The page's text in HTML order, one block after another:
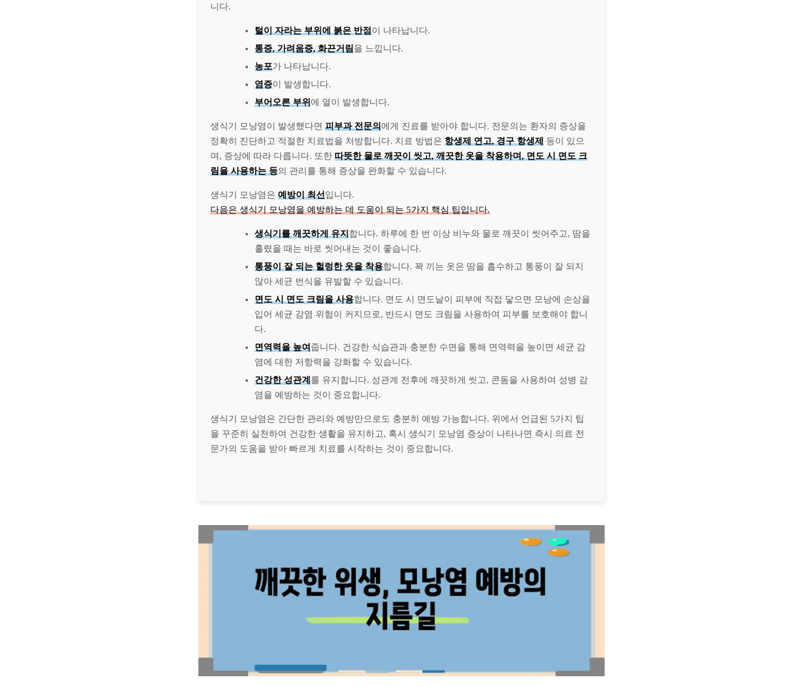
니다.
털이 자라는 부위에 붉은 반점이 나타납니다.
통증, 가려움증, 화끈거림을 느낍니다.
농포가 나타납니다.
염증이 발생합니다.
부어오른 부위에 열이 발생합니다.
생식기 모낭염이 발생했다면 피부과 전문의에게 진료를 받아야 합니다. 전문의는 환자의 증상을
정확히 진단하고 적절한 치료법을 처방합니다. 치료 방법은 항생제 연고, 경구 항생제 등이 있으
며, 증상에 따라 다릅니다. 또한 따뜻한 물로 깨끗이 씻고, 깨끗한 옷을 착용하며, 면도 시 면도 크
림을 사용하는 등의 관리를 통해 증상을 완화할 수 있습니다.
생식기 모낭염은 예방이 최선입니다.
다음은 생식기 모낭염을 예방하는 데 도움이 되는 5가지 핵심 팁입니다.
생식기를 깨끗하게 유지합니다. 하루에 한 번 이상 비누와 물로 깨끗이 씻어주고, 땀을
흘렸을 때는 바로 씻어내는 것이 좋습니다.
통풍이 잘 되는 헐렁한 옷을 착용합니다. 꽉 끼는 옷은 땀을 흡수하고 통풍이 잘 되지
않아 세균 번식을 유발할 수 있습니다.
면도 시 면도 크림을 사용합니다. 면도 시 면도날이 피부에 직접 닿으면 모낭에 손상을
입어 세균 감염 위험이 커지므로, 반드시 면도 크림을 사용하여 피부를 보호해야 합니
다.
면역력을 높여줍니다. 건강한 식습관과 충분한 수면을 통해 면역력을 높이면 세균 감
염에 대한 저항력을 강화할 수 있습니다.
건강한 성관계를 유지합니다. 성관계 전후에 깨끗하게 씻고, 콘돔을 사용하여 성병 감
염을 예방하는 것이 중요합니다.
생식기 모낭염은 간단한 관리와 예방만으로도 충분히 예방 가능합니다. 위에서 언급된 5가지 팁
을 꾸준히 실천하여 건강한 생활을 유지하고, 혹시 생식기 모낭염 증상이 나타나면 즉시 의료 전
문가의 도움을 받아 빠르게 치료를 시작하는 것이 중요합니다.